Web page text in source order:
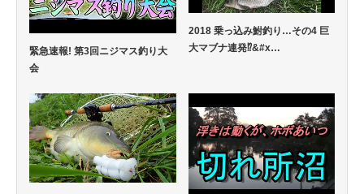
緊急速報! 第3回ニジマス釣り大
会
2018 乗っ込み鮒釣り…その4 巨
大マブナ連発⁉&#x…